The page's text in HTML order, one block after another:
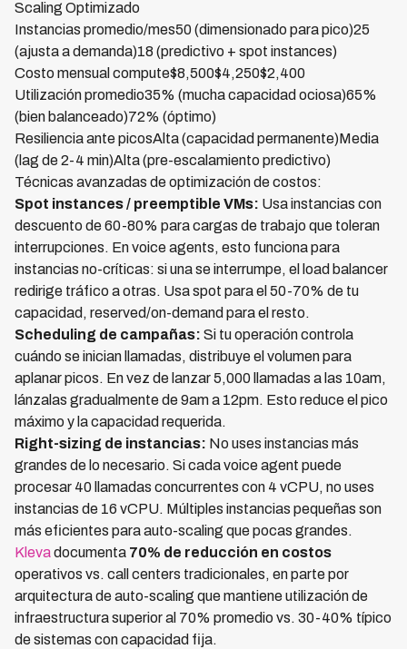
Scaling Optimizado
Instancias promedio/mes50 (dimensionado para pico)25
(ajusta a demanda)18 (predictivo + spot instances)
Costo mensual compute$8,500$4,250$2,400
Utilización promedio35% (mucha capacidad ociosa)65%
(bien balanceado)72% (óptimo)
Resiliencia ante picosAlta (capacidad permanente)Media
(lag de 2-4 min)Alta (pre-escalamiento predictivo)
Técnicas avanzadas de optimización de costos:
Spot instances / preemptible VMs: Usa instancias con
descuento de 60-80% para cargas de trabajo que toleran
interrupciones. En voice agents, esto funciona para
instancias no-críticas: si una se interrumpe, el load balancer
redirige tráfico a otras. Usa spot para el 50-70% de tu
capacidad, reserved/on-demand para el resto.
Scheduling de campañas: Si tu operación controla
cuándo se inician llamadas, distribuye el volumen para
aplanar picos. En vez de lanzar 5,000 llamadas a las 10am,
lánzalas gradualmente de 9am a 12pm. Esto reduce el pico
máximo y la capacidad requerida.
Right-sizing de instancias: No uses instancias más
grandes de lo necesario. Si cada voice agent puede
procesar 40 llamadas concurrentes con 4 vCPU, no uses
instancias de 16 vCPU. Múltiples instancias pequeñas son
más eficientes para auto-scaling que pocas grandes.
Klevadocumenta 70% de reducción en costos
operativos vs. call centers tradicionales, en parte por
arquitectura de auto-scaling que mantiene utilización de
infraestructura superior al 70% promedio vs. 30-40% típico
de sistemas con capacidad fija.